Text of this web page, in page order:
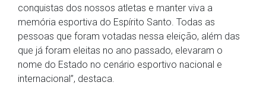
conquistas dos nossos atletas e manter viva a
memória esportiva do Espírito Santo. Todas as
pessoas que foram votadas nessa eleição, além das
que já foram eleitas no ano passado, elevaram o
nome do Estado no cenário esportivo nacional e
internacional”, destaca.